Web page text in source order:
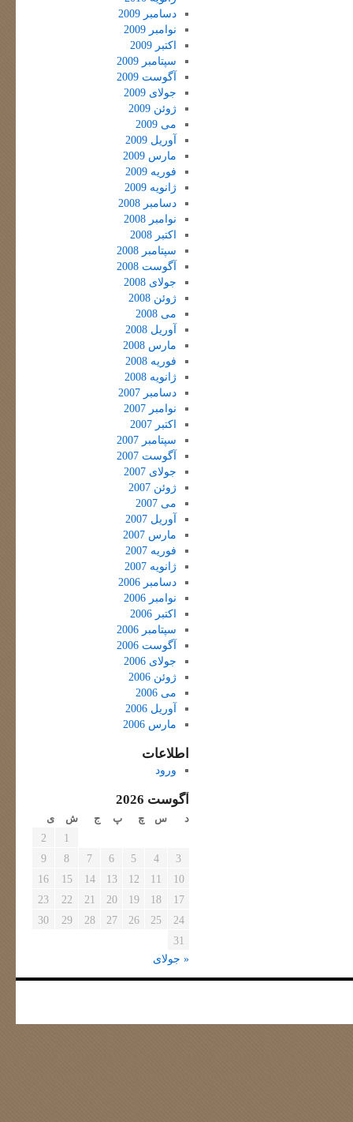
دسامبر 2009
نوامبر 2009
اکتبر 2009
سپتامبر 2009
آگوست 2009
جولای 2009
ژوئن 2009
می 2009
آوریل 2009
مارس 2009
فوریه 2009
ژانویه 2009
دسامبر 2008
نوامبر 2008
اکتبر 2008
سپتامبر 2008
آگوست 2008
جولای 2008
ژوئن 2008
می 2008
آوریل 2008
مارس 2008
فوریه 2008
ژانویه 2008
دسامبر 2007
نوامبر 2007
اکتبر 2007
سپتامبر 2007
آگوست 2007
جولای 2007
ژوئن 2007
می 2007
آوریل 2007
مارس 2007
فوریه 2007
ژانویه 2007
دسامبر 2006
نوامبر 2006
اکتبر 2006
سپتامبر 2006
آگوست 2006
جولای 2006
ژوئن 2006
می 2006
آوریل 2006
مارس 2006
اطلاعات
ورود
آگوست 2026
د س چ پ ج ش ی
1
2
3
4
5
6
7
8
9
10
11
12
13
14
15
16
17
18
19
20
21
22
23
24
25
26
27
28
29
30
31
« جولای